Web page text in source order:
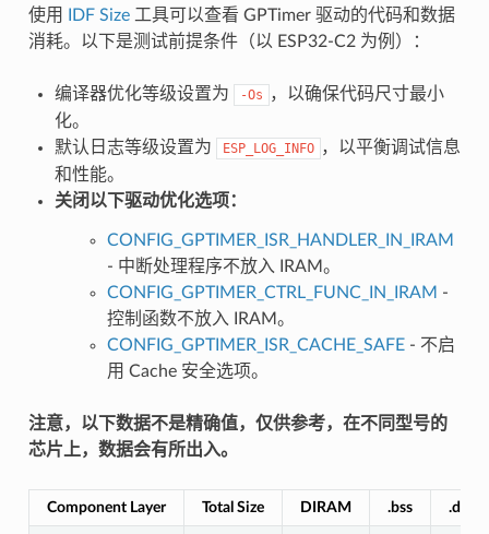
使用 IDF Size工具可以查看 GPTimer 驱动的代码和数据
消耗。以下是测试前提条件（以 ESP32-C2 为例）：
编译器优化等级设置为 -Os
，以确保代码尺寸最小
化。
默认日志等级设置为
ESP_LOG_INFO ，以平衡调试信息
和性能。
关闭以下驱动优化选项：
CONFIG_GPTIMER_ISR_HANDLER_IN_IRAM
- 中断处理程序不放入 IRAM。
CONFIG_GPTIMER_CTRL_FUNC_IN_IRAM -
控制函数不放入 IRAM。
CONFIG_GPTIMER_ISR_CACHE_SAFE- 不启
用 Cache 安全选项。
注意，以下数据不是精确值，仅供参考，在不同型号的
芯片上，数据会有所出入。
Component Layer Total Size DIRAM .bss .data